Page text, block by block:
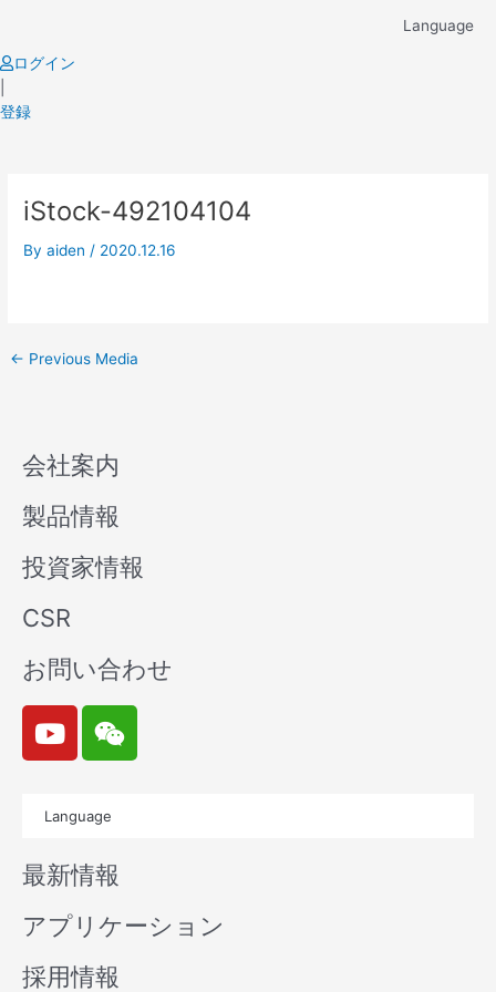
content
Language
ログイン
登録
iStock-492104104
Byaiden / 2020.12.16
navigation
← Previous Media
会社案内
製品情報
投資家情報
CSR
お問い合わせ
Y
o
u
b
e
W
e
i
n
Language
最新情報
アプリケーション
採用情報